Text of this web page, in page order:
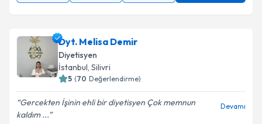
Dyt. Melisa Demir
Diyetisyen
İstanbul, Silivri
5 (70 Değerlendirme)
Gercekten İşinin ehli bir diyetisyen Çok memnun
kaldım ...
Devamı